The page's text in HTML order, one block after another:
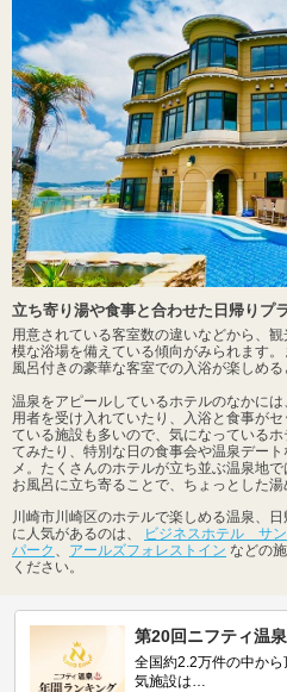
立ち寄り湯や食事と合わせた日帰りプ
用意されている客室数の違いなどから、
模な浴場を備えている傾向がみられます
風呂付きの豪華な客室での入浴が楽しめる
温泉をアピールしているホテルのなかに
用者を受け入れていたり、入浴と食事が
ている施設も多いので、気になっている
てみたり、特別な日の食事会や温泉デー
メ。たくさんのホテルが立ち並ぶ温泉地
お風呂に立ち寄ることで、ちょっとした湯
川崎市川崎区のホテルで楽しめる温泉、
に人気があるのは、
ビジネスホテル サ
パーク
アールズフォレストイン などの
ください。
第20回ニフティ温
全国約2.2万件の中か
気施設は…